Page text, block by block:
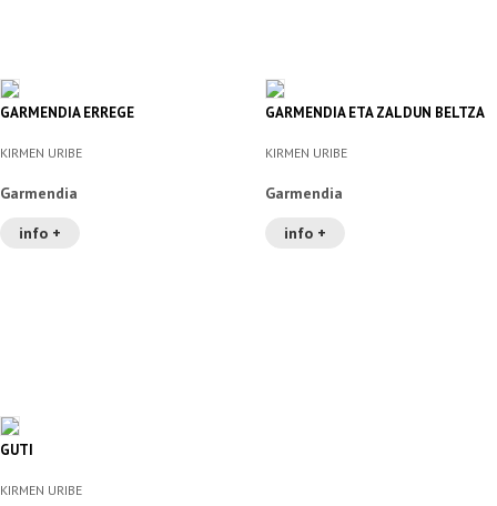
GARMENDIA ERREGE
KIRMEN URIBE
Garmendia
info +
GARMENDIA ETA ZALDUN BELTZA
KIRMEN URIBE
Garmendia
info +
GUTI
KIRMEN URIBE